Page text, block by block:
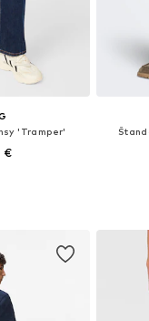
'Tramper'
€